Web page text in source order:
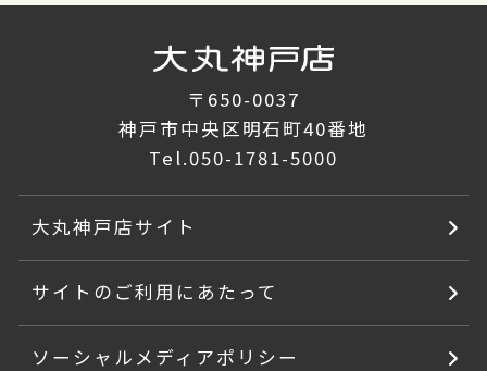
〒650-0037
神戸市中央区明石町40番地
Tel.050-1781-5000
大丸神戸店サイト
サイトのご利用にあたって
ソーシャルメディアポリシー